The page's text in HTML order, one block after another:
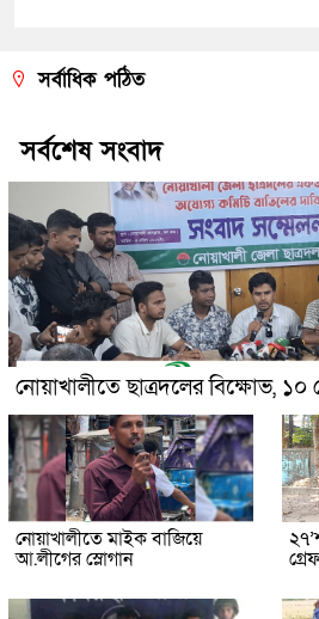
সর্বাধিক পঠিত
সর্বশেষ সংবাদ
নোয়াখালীতে ছাত্রদলের বিক্ষোভ,
নোয়াখালীতে মাইক বাজিয়ে
আ.লীগের স্লোগান